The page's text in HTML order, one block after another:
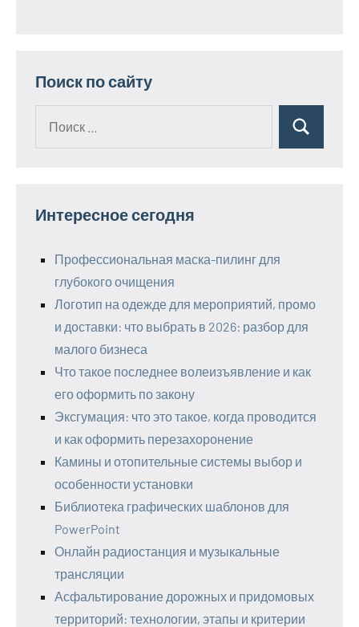
Поиск по сайту
Поиск
Интересное сегодня
Профессиональная маска-пилинг для
глубокого очищения
Логотип на одежде для мероприятий, промо
и доставки: что выбрать в 2026: разбор для
малого бизнеса
Что такое последнее волеизъявление и как
его оформить по закону
Эксгумация: что это такое, когда проводится
и как оформить перезахоронение
Камины и отопительные системы выбор и
особенности установки
Библиотека графических шаблонов для
PowerPoint
Онлайн радиостанция и музыкальные
трансляции
Асфальтирование дорожных и придомовых
территорий: технологии, этапы и критерии